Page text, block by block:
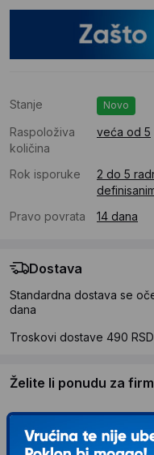
Stanje Novo
Raspoloživa
količina
veća od 5
Rok isporuke
2 do 5
Pravo povrata
14 dana
Dostava
Standardna dostava se
dana
Troskovi dostave 490 RSD
Želite li ponudu za
Kontaktirajte nas